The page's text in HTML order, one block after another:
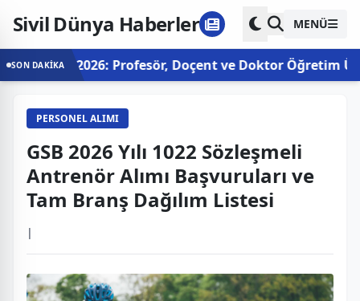
Sivil Dünya Haberler MENÜ
SON DAKİKADoçent ve Doktor Öğretim Üyesi Kadroları
PERSONEL ALIMI
GSB 2026 Yılı 1022 Sözleşmeli
Antrenör Alımı Başvuruları ve
Tam Branş Dağılım Listesi
|